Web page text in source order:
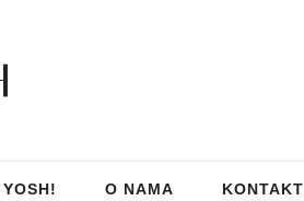
YOSH! O NAMA KONTAKT